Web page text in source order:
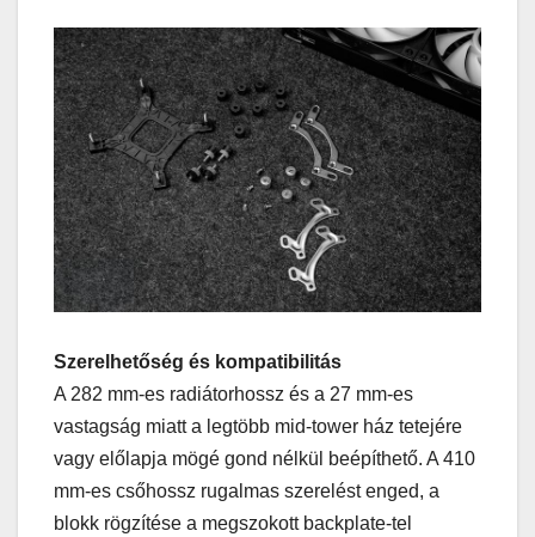
Szerelhetőség és kompatibilitás
A 282 mm-es radiátorhossz és a 27 mm-es
vastagság miatt a legtöbb mid-tower ház tetejére
vagy előlapja mögé gond nélkül beépíthető. A 410
mm-es csőhossz rugalmas szerelést enged, a
blokk rögzítése a megszokott backplate-tel